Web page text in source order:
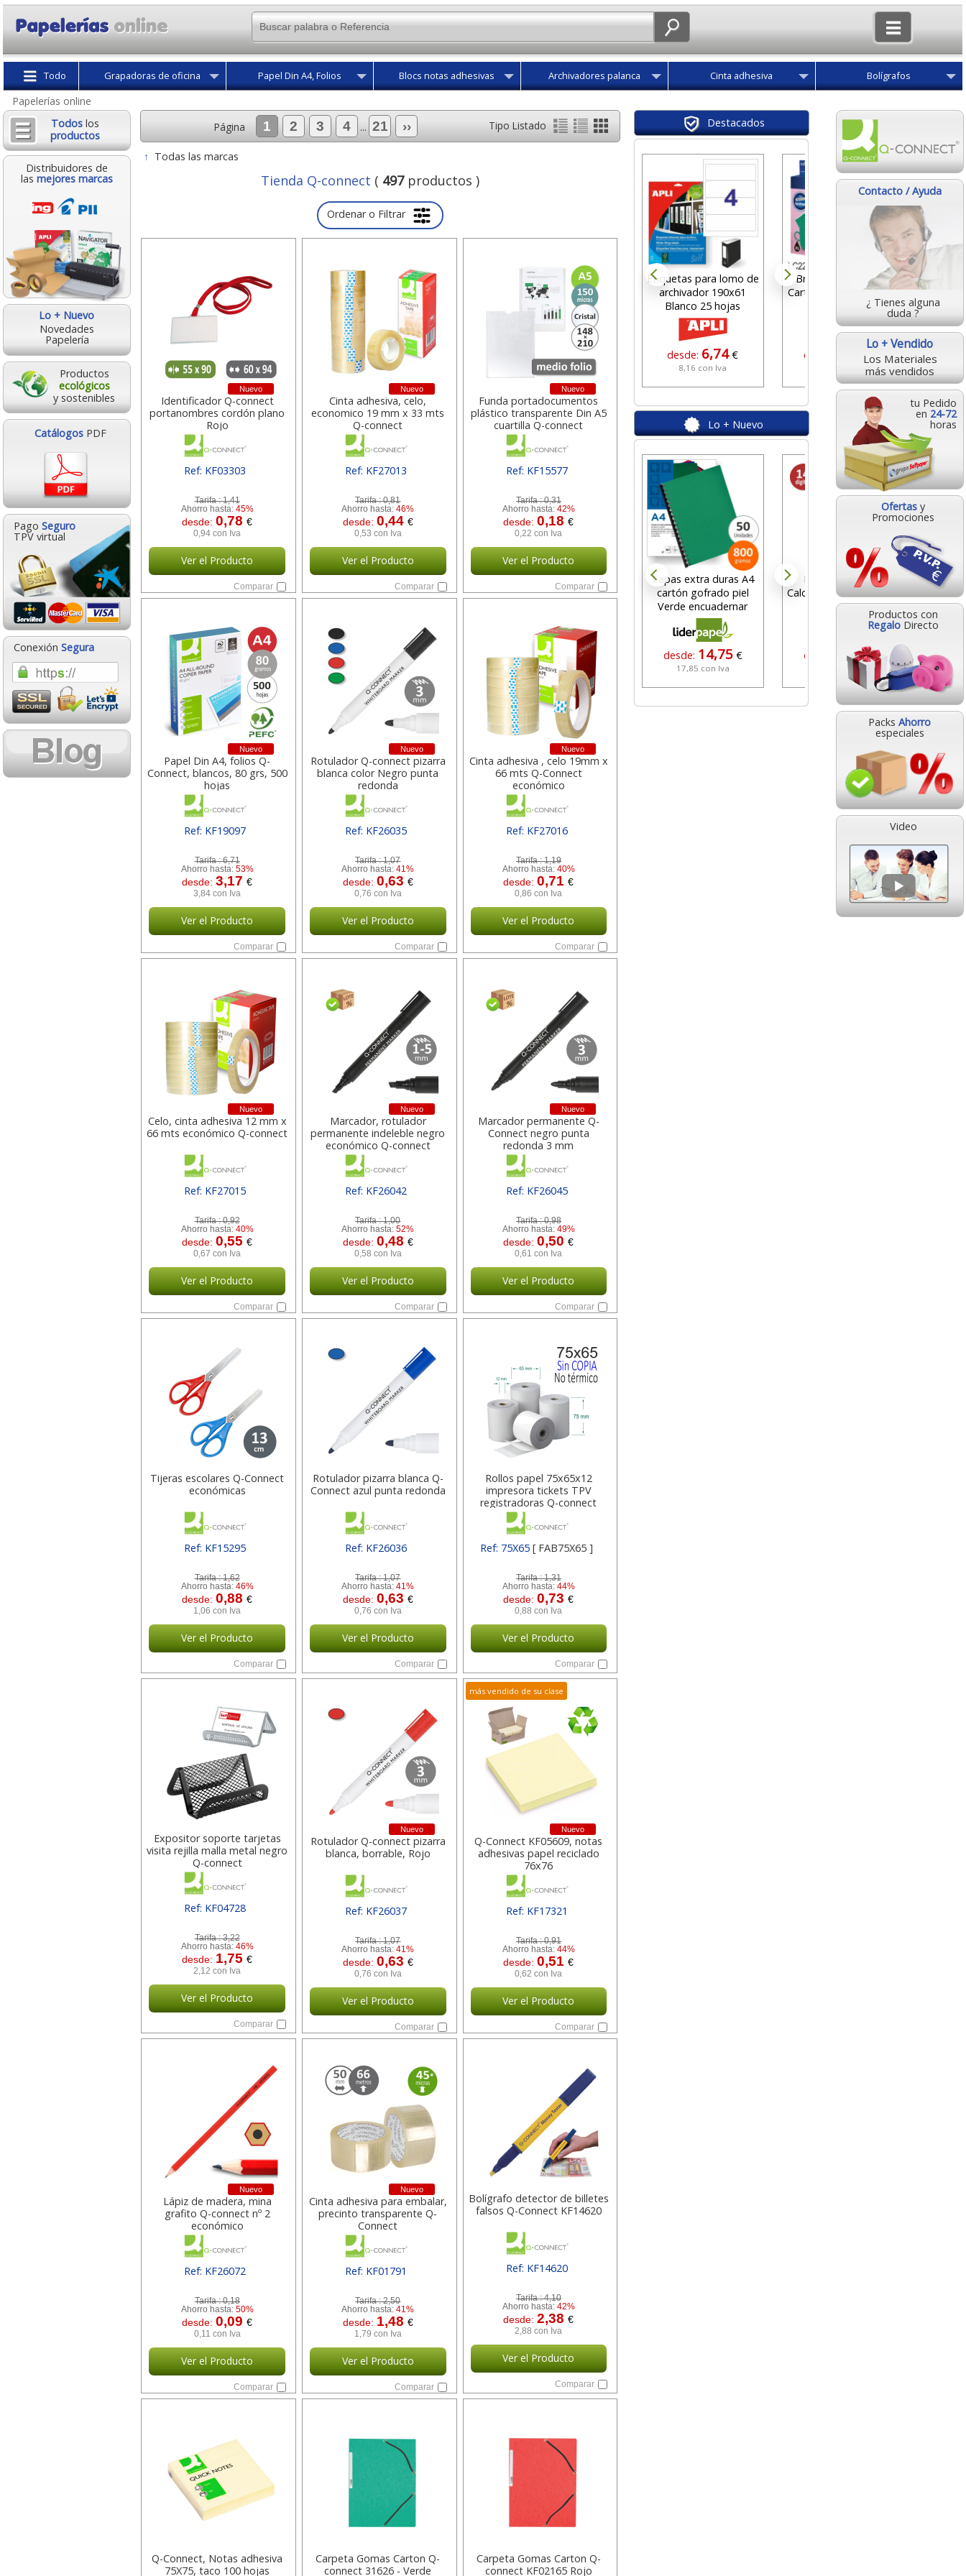
Todo Grapadoras de oficina Papel Din A4, Folios Blocs notas adhesivas Archivadores palanca Cinta adhesiva Bolígrafos
Papelerías online
Todos los
productos
Distribuidores de
las mejores marcas
Lo + Nuevo
Novedades
Papelería
Productos
ecológicos
y sostenibles
CatálogosPDF
Pago Seguro
TPV virtual
Conexión Segura
Contacto / Ayuda
¿ Tienes alguna
duda ?
Lo + Vendido
Los Materiales
más vendidos
tu Pedido
en 24-72
horas
Ofertas y
Promociones
Productos con
Regalo Directo
Packs Ahorro
especiales
Video
Página 1 2 3 4 ... 21 ›› Tipo Listado
↑ Todas las marcas
Tienda Q-connect ( 497productos )
Ordenar o Filtrar
Nuevo
Identificador Q-connect
portanombres cordón plano
Rojo
Ref: KF03303
Tarifa :1,41
Ahorro hasta: 45%
desde:0,78€
0,94 con Iva
Ver el Producto
Comparar
Nuevo
Cinta adhesiva, celo,
economico 19 mm x 33 mts
Q-connect
Ref: KF27013
Tarifa :0,81
Ahorro hasta:46%
desde: 0,44 €
0,53 con Iva
Ver el Producto
Comparar
Nuevo
Funda portadocumentos
plástico transparente Din A5
cuartilla Q-connect
Ref: KF15577
Tarifa :0,31
Ahorro hasta: 42%
desde:0,18€
0,22 con Iva
Ver el Producto
Comparar
Nuevo
Papel Din A4, folios Q-
Connect, blancos, 80 grs, 500
hojas
Ref: KF19097
Tarifa :6,71
Ahorro hasta: 53%
desde:3,17€
3,84 con Iva
Ver el Producto
Comparar
Nuevo
Rotulador Q-connect pizarra
blanca color Negro punta
redonda
Ref: KF26035
Tarifa :1,07
Ahorro hasta:41%
desde: 0,63 €
0,76 con Iva
Ver el Producto
Comparar
Nuevo
Cinta adhesiva , celo 19mm x
66 mts Q-Connect
económico
Ref: KF27016
Tarifa :1,19
Ahorro hasta: 40%
desde:0,71€
0,86 con Iva
Ver el Producto
Comparar
Nuevo
Celo, cinta adhesiva 12 mm x
66 mts económico Q-connect
Ref: KF27015
Tarifa :0,92
Ahorro hasta: 40%
desde:0,55€
0,67 con Iva
Ver el Producto
Comparar
Nuevo
Marcador, rotulador
permanente indeleble negro
económico Q-connect
Ref: KF26042
Tarifa :1,00
Ahorro hasta:52%
desde: 0,48 €
0,58 con Iva
Ver el Producto
Comparar
Nuevo
Marcador permanente Q-
Connect negro punta
redonda 3 mm
Ref: KF26045
Tarifa :0,98
Ahorro hasta: 49%
desde:0,50€
0,61 con Iva
Ver el Producto
Comparar
Tijeras escolares Q-Connect
económicas
Ref: KF15295
Tarifa :1,62
Ahorro hasta: 46%
desde:0,88€
1,06 con Iva
Ver el Producto
Comparar
Rotulador pizarra blanca Q-
Connect azul punta redonda
Ref: KF26036
Tarifa :1,07
Ahorro hasta:41%
desde: 0,63 €
0,76 con Iva
Ver el Producto
Comparar
Rollos papel 75x65x12
impresora tickets TPV
registradoras Q-connect
Ref: 75X65[ FAB75X65 ]
Tarifa :1,31
Ahorro hasta: 44%
desde:0,73€
0,88 con Iva
Ver el Producto
Comparar
Expositor soporte tarjetas
visita rejilla malla metal negro
Q-connect
Ref: KF04728
Tarifa :3,22
Ahorro hasta: 46%
desde: 1,75€
2,12 con Iva
Ver el Producto
Comparar
Nuevo
Rotulador Q-connect pizarra
blanca, borrable, Rojo
Ref: KF26037
Tarifa :1,07
Ahorro hasta:41%
desde: 0,63 €
0,76 con Iva
Ver el Producto
Comparar
más vendido de su clase
Nuevo
Q-Connect KF05609, notas
adhesivas papel reciclado
76x76
Ref: KF17321
Tarifa :0,91
Ahorro hasta: 44%
desde:0,51€
0,62 con Iva
Ver el Producto
Comparar
Nuevo
Lápiz de madera, mina
grafito Q-connect nº 2
económico
Ref: KF26072
Tarifa :0,18
Ahorro hasta: 50%
desde:0,09€
0,11 con Iva
Ver el Producto
Comparar
Nuevo
Cinta adhesiva para embalar,
precinto transparente Q-
Connect
Ref: KF01791
Tarifa :2,50
Ahorro hasta:41%
desde: 1,48 €
1,79 con Iva
Ver el Producto
Comparar
Bolígrafo detector de billetes
falsos Q-Connect KF14620
Ref: KF14620
Tarifa :4,10
Ahorro hasta: 42%
desde:2,38€
2,88 con Iva
Ver el Producto
Comparar
Q-Connect, Notas adhesiva
75X75, taco 100 hojas
Carpeta Gomas Carton Q-
connect 31626 - Verde
Carpeta Gomas Carton Q-
connect KF02165 Rojo
Destacados
Etiquetas para lomo de
archivador 190x61
Blanco 25 hojas
desde: 6,74 €
8,16 con Iva
Brother LC227XLBK
Cartucho XL 1200 Pags
desde: 26,90 €
32,55 con Iva
Casio
Lo + Nuevo
Tapas extra duras A4
cartón gofrado piel
Verde encuadernar
desde: 14,75 €
17,85 con Iva
Liderpapel XF31,
Calculadora sobremesa
14 digitos, solar
desde: 15,25 €
18,45 con Iva